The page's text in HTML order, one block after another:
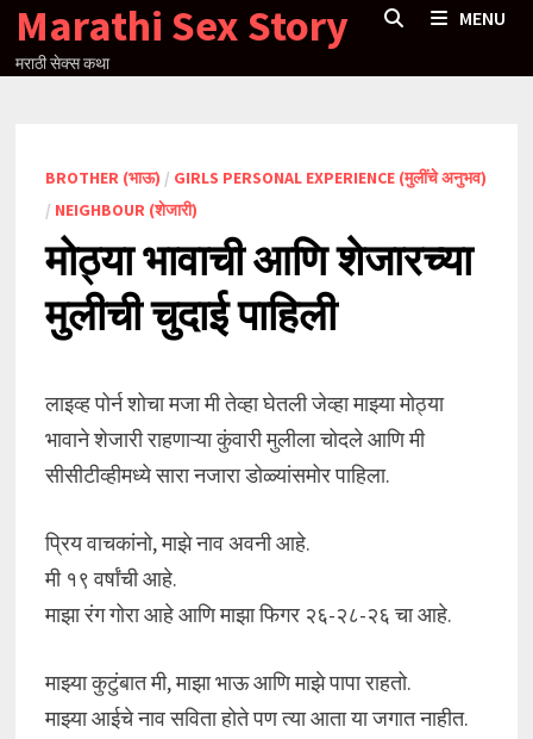
Skip
content
Marathi Sex Story
मराठी सेक्स कथा
MENU
BROTHER (भाऊ) / GIRLS PERSONAL EXPERIENCE (मुलींचे अनुभव)
/ NEIGHBOUR (शेजारी)
मोठ्या भावाची आणि शेजारच्या
मुलीची चुदाई पाहिली
लाइव्ह पोर्न शोचा मजा मी तेव्हा घेतली जेव्हा माझ्या मोठ्या
भावाने शेजारी राहणाऱ्या कुंवारी मुलीला चोदले आणि मी
सीसीटीव्हीमध्ये सारा नजारा डोळ्यांसमोर पाहिला.
प्रिय वाचकांनो, माझे नाव अवनी आहे.
मी १९ वर्षांची आहे.
माझा रंग गोरा आहे आणि माझा फिगर २६-२८-२६ चा आहे.
माझ्या कुटुंबात मी, माझा भाऊ आणि माझे पापा राहतो.
माझ्या आईचे नाव सविता होते पण त्या आता या जगात नाहीत.